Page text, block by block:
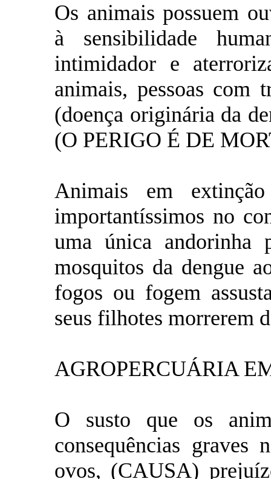
Os animais possuem
à sensibilidade
intimidador e
animais, pessoas com
(doença originária da
(O PERIGO É DE
Animais em
importantíssimos no
uma única andorinha
mosquitos da dengue
fogos ou fogem
seus filhotes morrerem
AGROPERCUÁRIA
O susto que os
consequências
ovos, (CAUSA)